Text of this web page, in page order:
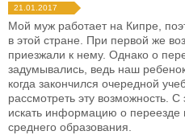
21.01.2017
Мой муж работает на Кипре,
в этой стране. При первой же
приезжали к нему. Однако о
задумывались, ведь наш
когда закончился очередной
рассмотреть эту возможность.
искать информацию о переезде
среднего образования.